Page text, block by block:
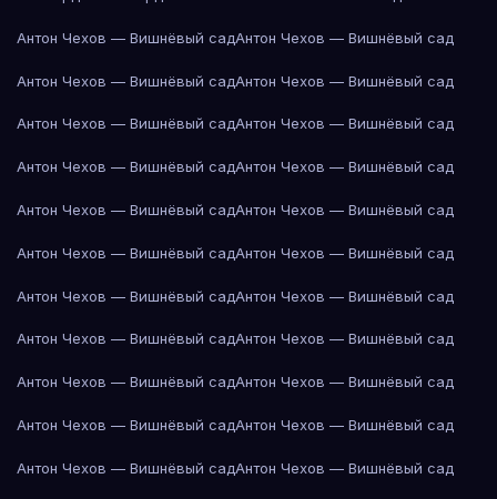
Антон Чехов — Вишнёвый садАнтон Чехов — Вишнёвый сад
Антон Чехов — Вишнёвый садАнтон Чехов — Вишнёвый сад
Антон Чехов — Вишнёвый садАнтон Чехов — Вишнёвый сад
Антон Чехов — Вишнёвый садАнтон Чехов — Вишнёвый сад
Антон Чехов — Вишнёвый садАнтон Чехов — Вишнёвый сад
Антон Чехов — Вишнёвый садАнтон Чехов — Вишнёвый сад
Антон Чехов — Вишнёвый садАнтон Чехов — Вишнёвый сад
Антон Чехов — Вишнёвый садАнтон Чехов — Вишнёвый сад
Антон Чехов — Вишнёвый садАнтон Чехов — Вишнёвый сад
Антон Чехов — Вишнёвый садАнтон Чехов — Вишнёвый сад
Антон Чехов — Вишнёвый садАнтон Чехов — Вишнёвый сад